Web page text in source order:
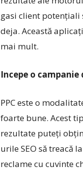
gasi client potențiali
deja. Această
mai mult.
Incepe o
PPC este o
foarte bune. Acest
rezultate puteți
urile SEO să treacă
reclame cu cuvinte